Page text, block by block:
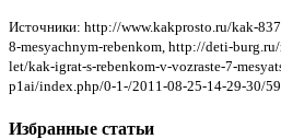
Источники: http://www.kakprosto.ru/kak-
8-mesyachnym-rebenkom, http://deti-
let/kak-igrat-s-rebenkom-v-vozraste-7-
p1ai/index.php/0-1-/2011-08-25-14-29-30/
Избранные статьи